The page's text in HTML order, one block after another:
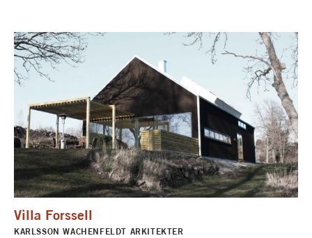
Villa Forssell
KARLSSON WACHENFELDT ARKITEKTER